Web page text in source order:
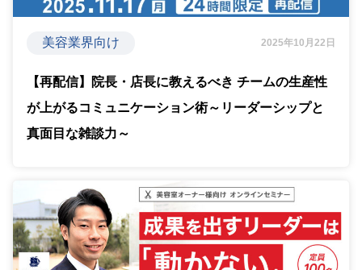
美容業界向け 2025年10月22日
【再配信】院長・店長に教えるべき チームの生産性
が上がるコミュニケーション術～リーダーシップと
真面目な雑談力～